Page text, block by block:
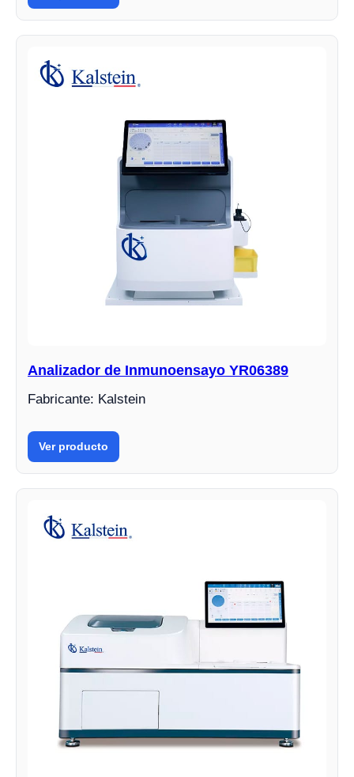
Analizador de Inmunoensayo YR06389
Fabricante: Kalstein
Ver producto